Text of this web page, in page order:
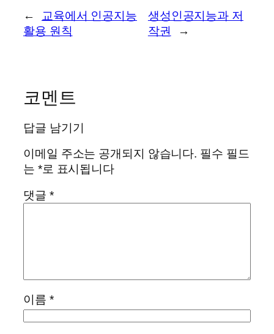
←
교육에서 인공지능
활용 원칙
생성인공지능과 저
작권
→
코멘트
답글 남기기
이메일 주소는 공개되지 않습니다. 필수 필드
는 *로 표시됩니다
댓글 *
이름 *